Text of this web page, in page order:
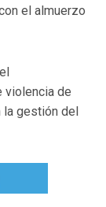
el almuerzo
violencia de
gestión del